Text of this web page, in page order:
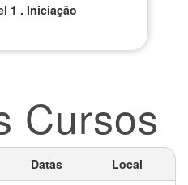
1 . Iniciação
Cursos
Datas Local